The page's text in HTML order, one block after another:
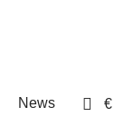
€
News